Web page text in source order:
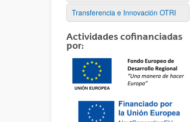
Transferencia e Innovación OTRI
Actividades cofinanciadas
por: